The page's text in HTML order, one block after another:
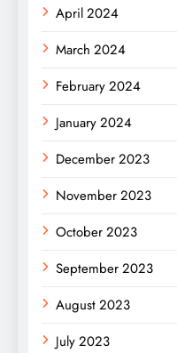
April 2024
March 2024
February 2024
January 2024
December 2023
November 2023
October 2023
September 2023
August 2023
July 2023